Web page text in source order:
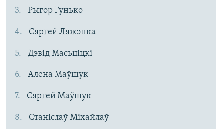
Рыгор Гунько
Сяргей Ляжэнка
Дэвід Масьціцкі
Алена Маўшук
Сяргей Маўшук
Станіслаў Міхайлаў